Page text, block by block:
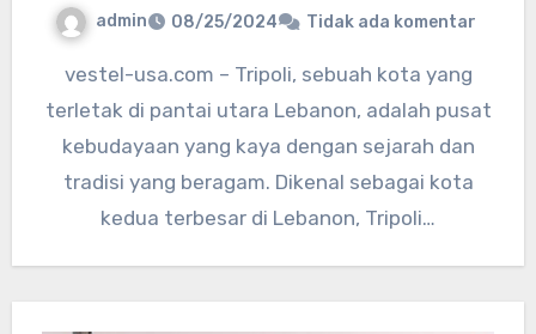
admin 08/25/2024 Tidak ada komentar
vestel-usa.com – Tripoli, sebuah kota yang
terletak di pantai utara Lebanon, adalah pusat
kebudayaan yang kaya dengan sejarah dan
tradisi yang beragam. Dikenal sebagai kota
kedua terbesar di Lebanon, Tripoli…